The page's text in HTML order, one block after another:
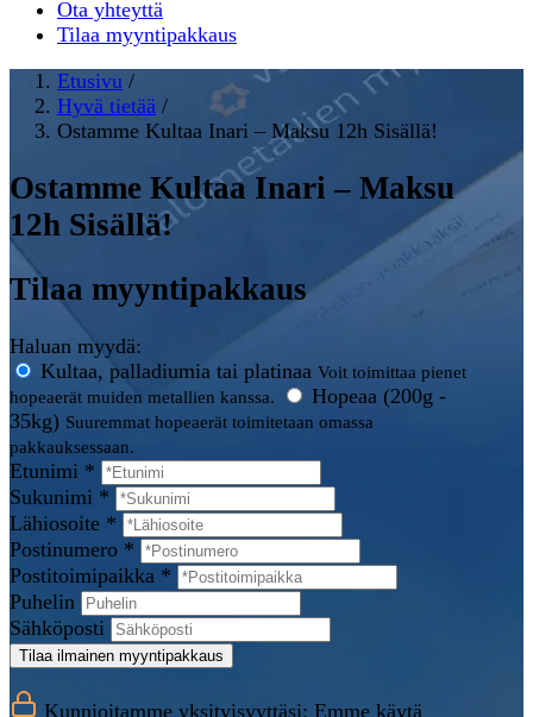
Ota yhteyttä
Tilaa myyntipakkaus
Etusivu /
Hyvä tietää /
Ostamme Kultaa Inari – Maksu 12h Sisällä!
Ostamme Kultaa Inari – Maksu
12h Sisällä!
Tilaa myyntipakkaus
Haluan myydä:
Kultaa, palladiumia tai platinaa Voit toimittaa pienet
hopeaerät muiden metallien kanssa.
Hopeaa (200g -
35kg) Suuremmat hopeaerät toimitetaan omassa
pakkauksessaan.
Etunimi *
Sukunimi *
Lähiosoite *
Postinumero *
Postitoimipaikka *
Puhelin
Sähköposti
Tilaa ilmainen myyntipakkaus
Kunnioitamme yksityisyyttäsi: Emme käytä